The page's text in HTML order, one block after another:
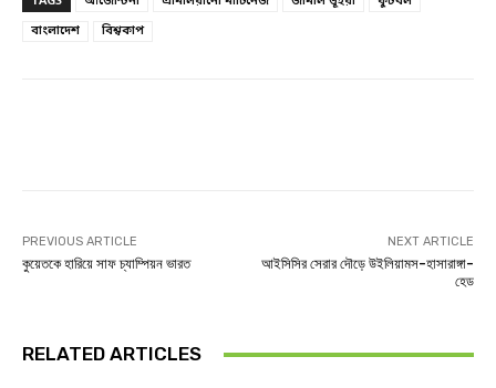
বাংলাদেশ
বিশ্বকাপ
PREVIOUS ARTICLE
কুয়েতকে হারিয়ে সাফ চ্যাম্পিয়ন ভারত
NEXT ARTICLE
আইসিসির সেরার দৌড়ে উইলিয়ামস-হাসারাঙ্গা-
হেড
RELATED ARTICLES